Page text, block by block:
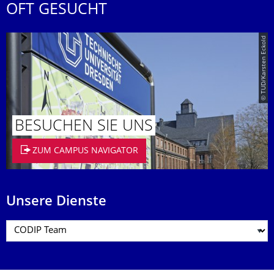
OFT GESUCHT
© TUD/Karsten Eckold
BESUCHEN SIE UNS
ZUM CAMPUS NAVIGATOR
Unsere Dienste